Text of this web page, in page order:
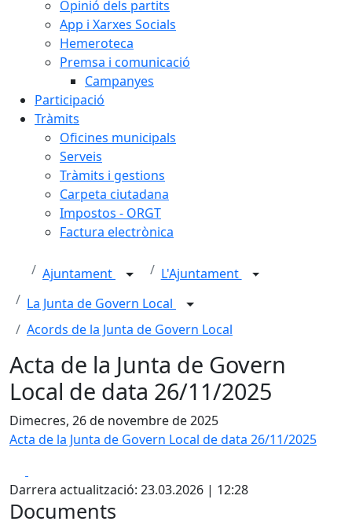
Opinió dels partits
App i Xarxes Socials
Hemeroteca
Premsa i comunicació
Campanyes
Participació
Tràmits
Oficines municipals
Serveis
Tràmits i gestions
Carpeta ciutadana
Impostos - ORGT
Factura electrònica
Ajuntament
L'Ajuntament
La Junta de Govern Local
Acords de la Junta de Govern Local
Acta de la Junta de Govern
Local de data 26/11/2025
Dimecres, 26 de novembre de 2025
Acta de la Junta de Govern Local de data 26/11/2025
Darrera actualització: 23.03.2026 | 12:28
Documents